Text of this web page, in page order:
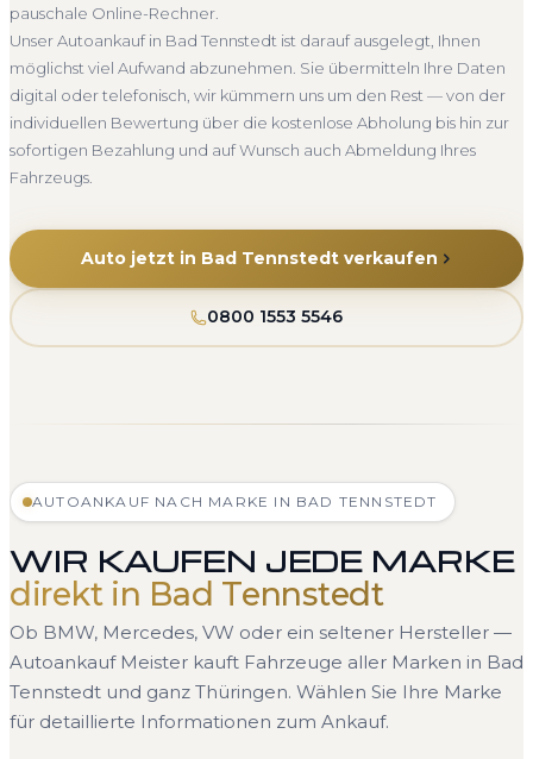
pauschale Online-Rechner.
Unser Autoankauf in Bad Tennstedt ist darauf ausgelegt, Ihnen
möglichst viel Aufwand abzunehmen. Sie übermitteln Ihre Daten
digital oder telefonisch, wir kümmern uns um den Rest — von der
individuellen Bewertung über die kostenlose Abholung bis hin zur
sofortigen Bezahlung und auf Wunsch auch Abmeldung Ihres
Fahrzeugs.
Auto jetzt in Bad Tennstedt verkaufen
0800 1553 5546
AUTOANKAUF NACH MARKE IN BAD TENNSTEDT
WIR KAUFEN JEDE MARKE
direkt in Bad Tennstedt
Ob BMW, Mercedes, VW oder ein seltener Hersteller —
Autoankauf Meister kauft Fahrzeuge aller Marken in Bad
Tennstedt und ganz Thüringen. Wählen Sie Ihre Marke
für detaillierte Informationen zum Ankauf.